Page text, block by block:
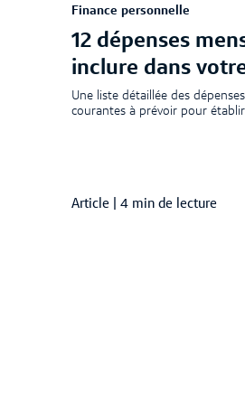
Finance personnelle
12 dépenses
inclure dans
Une liste détaillée des
courantes à prévoir pour
Article 4 min de lecture